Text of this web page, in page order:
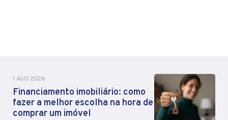
1 AGO 2026
Financiamento imobiliário: como
fazer a melhor escolha na hora de
comprar um imóvel